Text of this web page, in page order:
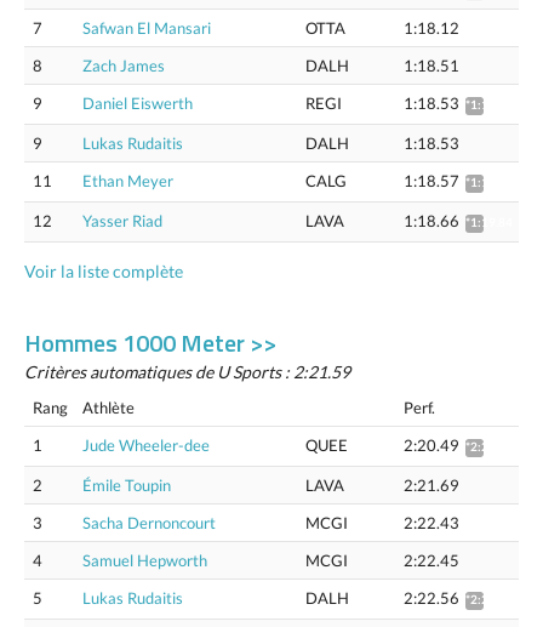
7 Safwan El Mansari OTTA
1:18.12
8
Zach James DALH
1:18.51
9
Daniel Eiswerth REGI 1:18.53 *1:19.71
9 Lukas Rudaitis DALH
1:18.53
11
Ethan Meyer CALG 1:18.57 *1:19.75
12 Yasser Riad LAVA 1:18.66 *1:19.84
Voir la liste complète
Hommes 1000 Meter >>
Critères automatiques de U Sports : 2:21.59
Rang Athlète
Perf.
1
Jude Wheeler-dee QUEE 2:20.49 *2:22.42
2 Émile Toupin LAVA
2:21.69
3
Sacha Dernoncourt MCGI
2:22.43
4
Samuel Hepworth MCGI
2:22.45
5
Lukas Rudaitis DALH 2:22.56 *2:24.52